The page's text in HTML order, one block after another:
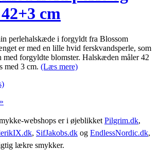
cm
perlehalskæde i forgyldt fra Blossom
er med en lille hvid ferskvandsperle, som
med forgyldte blomster. Halskæden måler 42
med 3 cm. (Læs mere)
webshops er i øjeblikket Pilgrim.dk,
, SifJakobs.dk og EndlessNordic.dk,
lækre smykker.